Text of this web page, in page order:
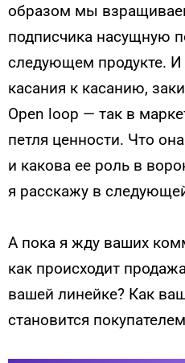
образом мы
подписчика насущную
следующем продукте. И
касания к касанию,
Оpen loop — так в
петля ценности. Что
и какова ее роль в
я расскажу в
А пока я жду ваших
как происходит
вашей линейке? Как
становится